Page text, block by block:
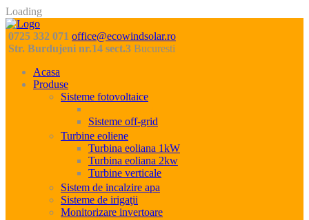
Loading
0725 332 071 office@ecowindsolar.ro
Str. Burdujeni nr.14 sect.3 Bucuresti
Acasa
Produse
Sisteme fotovoltaice
Sisteme off-grid
Turbine eoliene
Turbina eoliana 1kW
Turbina eoliana 2kw
Turbine verticale
Sistem de incalzire apa
Sisteme de irigaţii
Monitorizare invertoare